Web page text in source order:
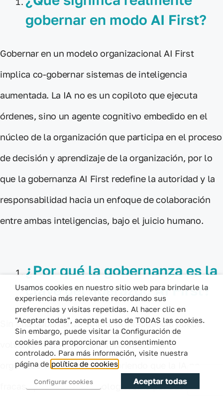
gobernar en modo AI First?
Gobernar en un modelo organizacional AI First
implica co-gobernar sistemas de inteligencia
aumentada. La IA no es un copiloto que ejecuta
órdenes, sino un agente cognitivo embedido en el
núcleo de la organización que participa en el proceso
de decisión y aprendizaje de la organización, por lo
que la gobernanza AI First redefine la autoridad y la
responsabilidad hacia un enfoque de colaboración
entre ambas inteligencias, bajo el juicio humano.
¿Por qué la gobernanza es la
clave del liderazgo AI First?
Sin una gobernanza sólida, la inteligencia puede
volverse incontrolable o irrelevante. Las
organizaciones están descubriendo que la IA no
fracasa por falta de tecnología, sino por ausencia de
Usamos cookies en nuestro sitio web para brindarle la
experiencia más relevante recordando sus
preferencias y visitas repetidas. Al hacer clic en
"Aceptar todas", acepta el uso de TODAS las cookies.
Sin embargo, puede visitar la Configuración de
cookies para proporcionar un consentimiento
controlado. Para más información, visite nuestra
página de política de cookies
Configurar cookies Aceptar todas